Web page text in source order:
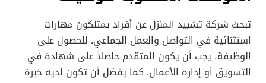
تبحث شركة تشييد المنزل عن أفراد يمتلكون مهارات
استثنائية في التواصل والعمل الجماعي. للحصول على
الوظيفة، يجب أن يكون المتقدم حاصلاً على شهادة في
التسويق أو إدارة الأعمال. كما يفضل أن تكون لديه خبرة